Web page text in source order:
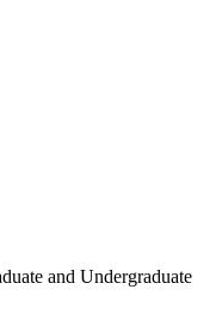
and Undergraduate